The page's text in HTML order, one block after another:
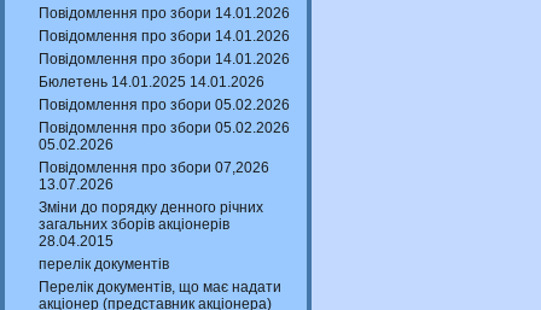
Повідомлення про збори 14.01.2026
Повідомлення про збори 14.01.2026
Повідомлення про збори 14.01.2026
Бюлетень 14.01.2025 14.01.2026
Повідомлення про збори 05.02.2026
Повідомлення про збори 05.02.2026
05.02.2026
Повідомлення про збори 07,2026
13.07.2026
Зміни до порядку денного річних
загальних зборів акціонерів
28.04.2015
перелік документів
Перелік документів, що має надати
акціонер (представник акціонера)